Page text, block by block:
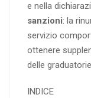
e nella
sanzioni: la
servizio
ottenere
delle
INDICE